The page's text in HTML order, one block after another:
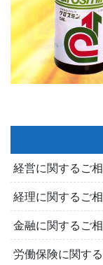
経営に関するご
経理に関するご
金融に関するご
労働保険に関す